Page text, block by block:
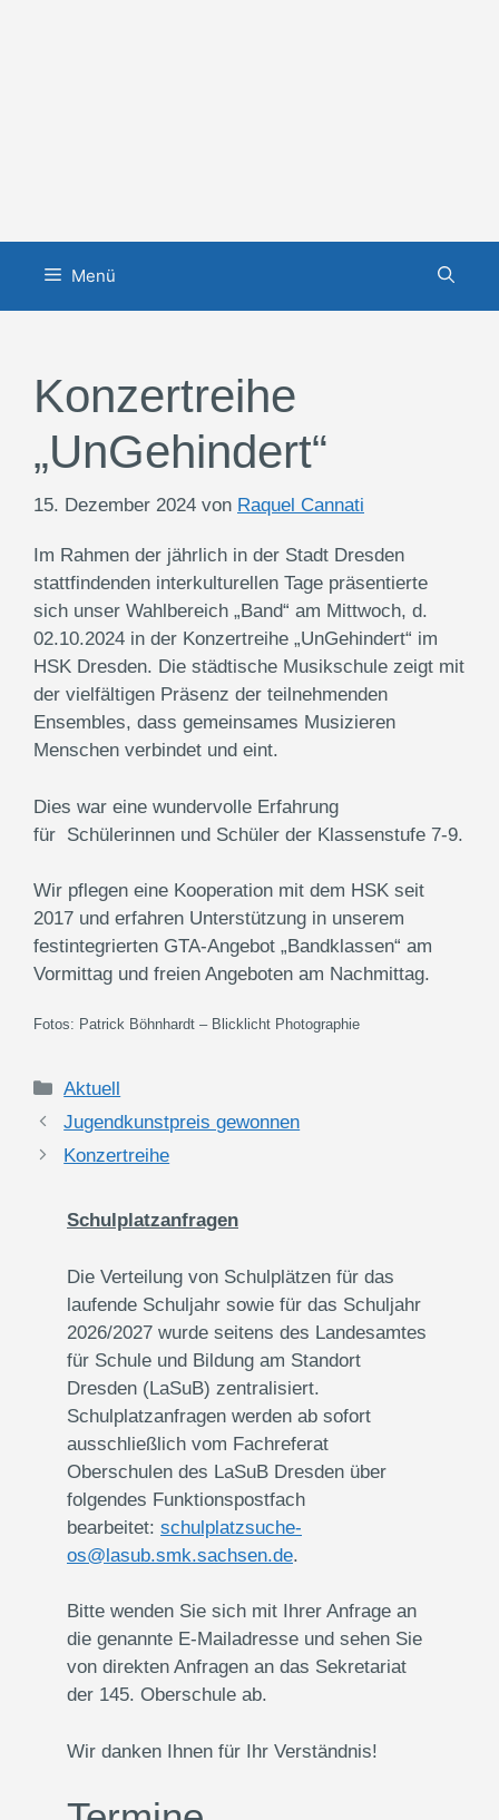
Menü
Konzertreihe
„UnGehindert“
15. Dezember 2024 von Raquel Cannati
Im Rahmen der jährlich in der Stadt Dresden
stattfindenden interkulturellen Tage präsentierte
sich unser Wahlbereich „Band“ am Mittwoch, d.
02.10.2024 in der Konzertreihe „UnGehindert“ im
HSK Dresden. Die städtische Musikschule zeigt mit
der vielfältigen Präsenz der teilnehmenden
Ensembles, dass gemeinsames Musizieren
Menschen verbindet und eint.
Dies war eine wundervolle Erfahrung
für Schülerinnen und Schüler der Klassenstufe 7-9.
Wir pflegen eine Kooperation mit dem HSK seit
2017 und erfahren Unterstützung in unserem
festintegrierten GTA-Angebot „Bandklassen“ am
Vormittag und freien Angeboten am Nachmittag.
Fotos: Patrick Böhnhardt – Blicklicht Photographie
Kategorien
Aktuell
Jugendkunstpreis gewonnen
Konzertreihe
Schulplatzanfragen
Die Verteilung von Schulplätzen für das
laufende Schuljahr sowie für das Schuljahr
2026/2027 wurde seitens des Landesamtes
für Schule und Bildung am Standort
Dresden (LaSuB) zentralisiert.
Schulplatzanfragen werden ab sofort
ausschließlich vom Fachreferat
Oberschulen des LaSuB Dresden über
folgendes Funktionspostfach
bearbeitet: schulplatzsuche-
os@lasub.smk.sachsen.de.
Bitte wenden Sie sich mit Ihrer Anfrage an
die genannte E-Mailadresse und sehen Sie
von direkten Anfragen an das Sekretariat
der 145. Oberschule ab.
Wir danken Ihnen für Ihr Verständnis!